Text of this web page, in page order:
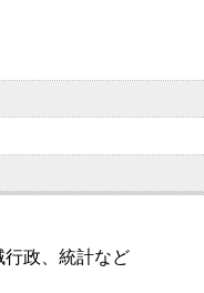
行政、統計など